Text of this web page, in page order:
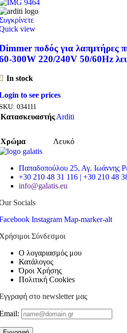
view
ποδός για λαπμτήρες
300W 220/240V 50/60Hz
In stock
to see prices
034111
ΚατασκευαστήςArditi
Χρώμα Λευκό
Παπαδοπούλου 25, Αγ. Ιωάννης
+30 210 48 31 116 | +30 210 48
info@galatis.eu
Socials
Instagram Map-marker-alt
Σύνδεσμοι
Ο λογαριασμός μου
Κατάλογος
Όροι Χρήσης
Πολιτική Cookies
στο newsletter μας